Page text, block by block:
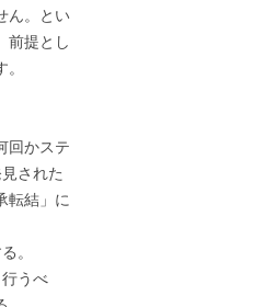
ん。とい
前提とし
回かステ
された
転結」に
。
うべ